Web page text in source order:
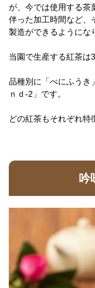
が、今では使用する茶
伴った加工時間など、
製造ができるようにな
当園で生産する紅茶は
品種別に「べにふうき
ｎｄ-2」です。
どの紅茶もそれぞれ特
吟